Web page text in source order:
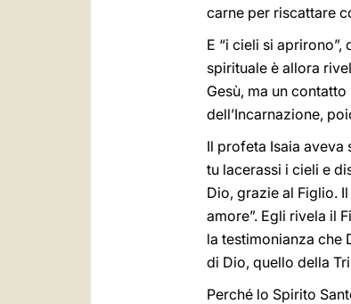
carne per riscattare
E “i cieli si
spirituale è allora
Gesù, ma un
dell’Incarnazione,
Il profeta Isaia aveva
tu lacerassi i cieli e
Dio, grazie al Figlio.
amore”. Egli rivela il
la testimonianza che
di Dio, quello della
Perché lo Spirito